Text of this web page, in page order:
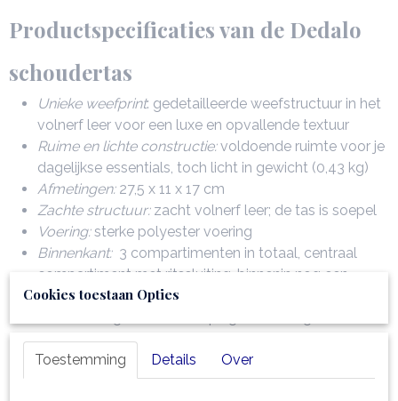
Productspecificaties van de Dedalo
schoudertas
Unieke weefprint: gedetailleerde weefstructuur in het
volnerf leer voor een luxe en opvallende textuur
Ruime en lichte constructie:voldoende ruimte voor je
dagelijkse essentials, toch licht in gewicht (0,43 kg)
Afmetingen:27,5 x 11 x 17 cm
Zachte structuur:zacht volnerf leer; de tas is soepel
Voering:sterke polyester voering
Binnenkant:3 compartimenten in totaal, centraal
compartiment met ritssluiting, binnenin nog een
ritsvak en een multifunctioneel open vak
achterkant van de tas zit nog een extra vak met
sluiting
afneembare en verstelbare
Cookies toestaan Opties
Toestemming Details Over